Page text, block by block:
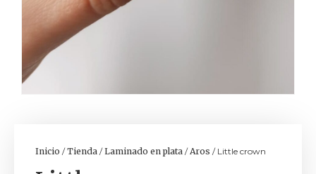
Inicio /Tienda /Laminado en plata / Aros / Little crown